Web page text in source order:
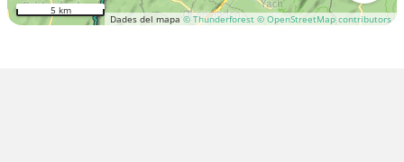
Dades del mapa © Thunderforest © OpenStreetMap contributors
5 km